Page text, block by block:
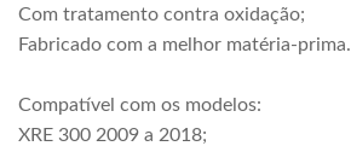
Com tratamento contra oxidação;
Fabricado com a melhor matéria-prima.
Compatível com os modelos:
XRE 300 2009 a 2018;